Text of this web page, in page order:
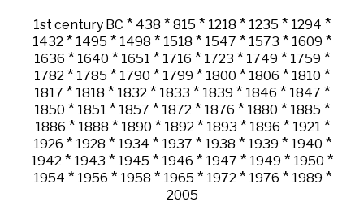
1st century BC * 438 * 815 * 1218 * 1235 * 1294 *
1432 * 1495 * 1498 * 1518 * 1547 * 1573 * 1609 *
1636 * 1640 * 1651 * 1716 * 1723 * 1749 * 1759 *
1782 * 1785 * 1790 * 1799 * 1800 * 1806 * 1810 *
1817 * 1818 * 1832 * 1833 * 1839 * 1846 * 1847 *
1850 * 1851 * 1857 * 1872 * 1876 * 1880 * 1885 *
1886 * 1888 * 1890 * 1892 * 1893 * 1896 * 1921 *
1926 * 1928 * 1934 * 1937 * 1938 * 1939 * 1940 *
1942 * 1943 * 1945 * 1946 * 1947 * 1949 * 1950 *
1954 * 1956 * 1958 * 1965 * 1972 * 1976 * 1989 *
2005